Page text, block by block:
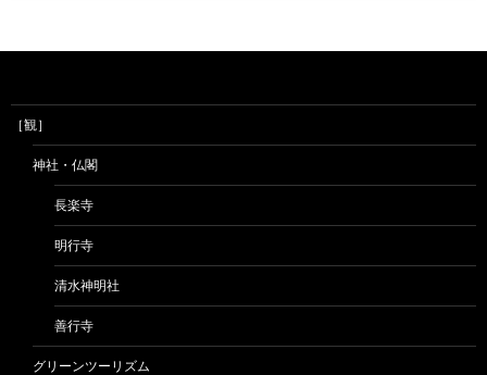
［観］
神社・仏閣
長楽寺
明行寺
清水神明社
善行寺
グリーンツーリズム